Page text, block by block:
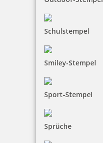
Schulstempel
Smiley-Stempel
Sport-Stempel
Sprüche